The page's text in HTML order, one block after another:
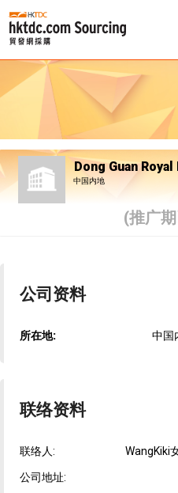
Dong Guan
中国内地
(推广
公司资料
所在地: 中国
联络资料
联络人: WangKiki
公司地址: